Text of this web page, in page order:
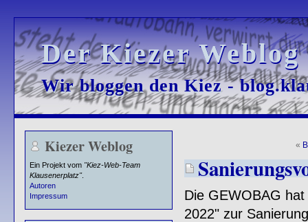
Der Kiezer
Der Kiezer
Wir bloggen den Kiez -
Wir bloggen den Kiez -
Kiezer Weblog
Ein Projekt vom "Kiez-Web-Team
Klausenerplatz".
Autoren
Impressum
«
Die GEWOBAG hat
2022" zur